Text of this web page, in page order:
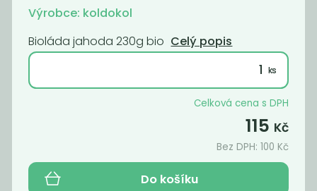
Novinka
Bioláda hruška
Novinka
Mango sirup 500
Výrobce: koldokol
Bioláda jahoda 230g bio Celý popis
Celková cena s DPH
115 Kč
Bez DPH:100 Kč
Do košíku